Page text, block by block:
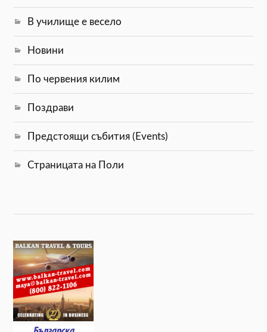
В училище е весело
Новини
По червения килим
Поздрави
Предстоящи събития (Events)
Страницата на Поли